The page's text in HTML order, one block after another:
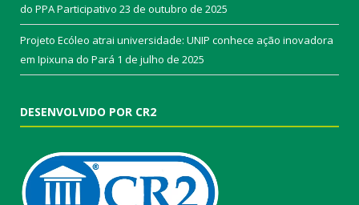
do PPA Participativo 23 de outubro de 2025
Projeto Ecóleo atrai universidade: UNIP conhece ação inovadora
em Ipixuna do Pará 1 de julho de 2025
DESENVOLVIDO POR CR2